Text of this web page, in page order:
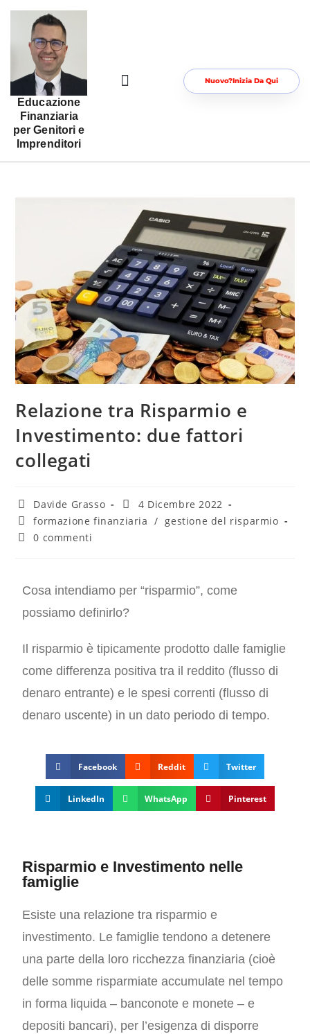
Educazione
Finanziaria
per Genitori e
Imprenditori
Nuovo?Inizia Da Qui
Relazione tra Risparmio e
Investimento: due fattori
collegati
Davide Grasso
4 Dicembre 2022
formazione finanziaria / gestione del risparmio
0 commenti
Cosa intendiamo per “risparmio”, come
possiamo definirlo?
Il risparmio è tipicamente prodotto dalle famiglie
come differenza positiva tra il reddito (flusso di
denaro entrante) e le spesi correnti (flusso di
denaro uscente) in un dato periodo di tempo.
Facebook Reddit Twitter
LinkedIn WhatsApp Pinterest
Risparmio e Investimento nelle
famiglie
Esiste una relazione tra risparmio e
investimento. Le famiglie tendono a detenere
una parte della loro ricchezza finanziaria (cioè
delle somme risparmiate accumulate nel tempo
in forma liquida – banconote e monete – e
depositi bancari), per l’esigenza di disporre